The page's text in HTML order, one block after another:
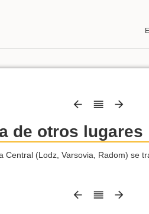
de otros lugares
Central (Lodz, Varsovia, Radom) se